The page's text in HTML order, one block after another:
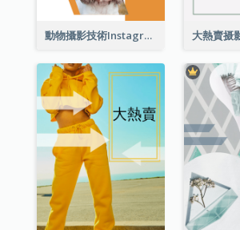
動物攝影技術Instagram限時動態